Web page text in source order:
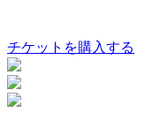
チケットを購入する